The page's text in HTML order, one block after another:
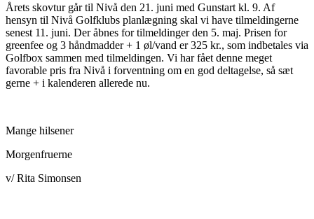
Årets skovtur går til Nivå den 21. juni med Gunstart kl. 9. Af
hensyn til Nivå Golfklubs planlægning skal vi have tilmeldingerne
senest 11. juni. Der åbnes for tilmeldinger den 5. maj. Prisen for
greenfee og 3 håndmadder + 1 øl/vand er 325 kr., som indbetales via
Golfbox sammen med tilmeldingen. Vi har fået denne meget
favorable pris fra Nivå i forventning om en god deltagelse, så sæt
gerne + i kalenderen allerede nu.
Mange hilsener
Morgenfruerne
v/ Rita Simonsen